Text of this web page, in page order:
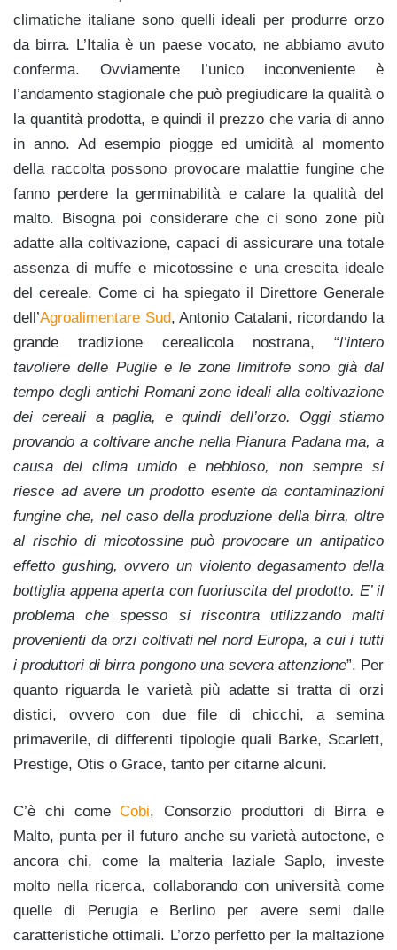
climatiche italiane sono quelli ideali per produrre orzo
da birra. L’Italia è un paese vocato, ne abbiamo avuto
conferma. Ovviamente l’unico inconveniente è
l’andamento stagionale che può pregiudicare la qualità o
la quantità prodotta, e quindi il prezzo che varia di anno
in anno. Ad esempio piogge ed umidità al momento
della raccolta possono provocare malattie fungine che
fanno perdere la germinabilità e calare la qualità del
malto. Bisogna poi considerare che ci sono zone più
adatte alla coltivazione, capaci di assicurare una totale
assenza di muffe e micotossine e una crescita ideale
del cereale. Come ci ha spiegato il Direttore Generale
dell’Agroalimentare Sud, Antonio Catalani, ricordando la
grande tradizione cerealicola nostrana, “l’intero
tavoliere delle Puglie e le zone limitrofe sono già dal
tempo degli antichi Romani zone ideali alla coltivazione
dei cereali a paglia, e quindi dell’orzo. Oggi stiamo
provando a coltivare anche nella Pianura Padana ma, a
causa del clima umido e nebbioso, non sempre si
riesce ad avere un prodotto esente da contaminazioni
fungine che, nel caso della produzione della birra, oltre
al rischio di micotossine può provocare un antipatico
effetto gushing, ovvero un violento degasamento della
bottiglia appena aperta con fuoriuscita del prodotto. E’ il
problema che spesso si riscontra utilizzando malti
provenienti da orzi coltivati nel nord Europa, a cui i tutti
i produttori di birra pongono una severa attenzione”. Per
quanto riguarda le varietà più adatte si tratta di orzi
distici, ovvero con due file di chicchi, a semina
primaverile, di differenti tipologie quali Barke, Scarlett,
Prestige, Otis o Grace, tanto per citarne alcuni.
C’è chi comeCobi, Consorzio produttori di Birra e
Malto, punta per il futuro anche su varietà autoctone, e
ancora chi, come la malteria laziale Saplo, investe
molto nella ricerca, collaborando con università come
quelle di Perugia e Berlino per avere semi dalle
caratteristiche ottimali. L’orzo perfetto per la maltazione